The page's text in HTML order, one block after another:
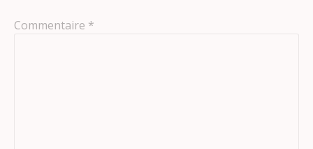
Commentaire *